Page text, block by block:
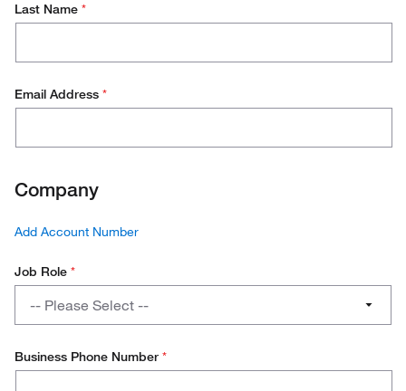
Last Name *
Email Address *
Company
Add Account Number
Job Role *
-- Please Select --
Business Phone Number *